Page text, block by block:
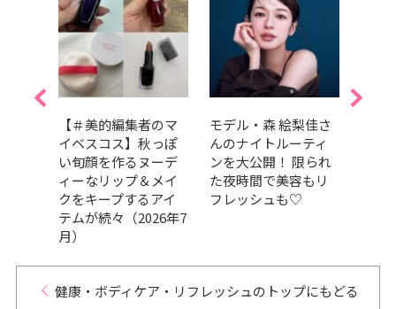
【＃美的編集者のマ
イベスコス】秋っぽ
い旬顔を作るヌーデ
ィーなリップ＆メイ
クをキープするアイ
テムが続々（2026年7
月）
モデル・森 絵梨佳さ
んのナイトルーティ
ンを大公開！ 限られ
た夜時間で美容もリ
フレッシュも♡
健康・ボディケア・リフレッシュのトップにもどる